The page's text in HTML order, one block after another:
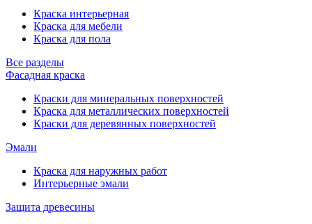
Краска интерьерная
Краска для мебели
Краска для пола
Все разделы
Фасадная краска
Краски для минеральных поверхностей
Краска для металлических поверхностей
Краски для деревянных поверхностей
Эмали
Краска для наружных работ
Интерьерные эмали
Защита древесины